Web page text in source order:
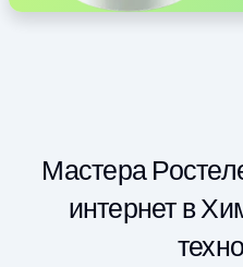
Мастера
интернет в